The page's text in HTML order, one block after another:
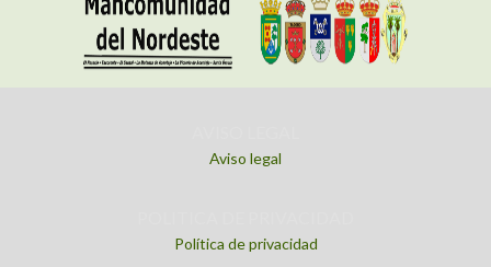
Aviso legal
Política de privacidad